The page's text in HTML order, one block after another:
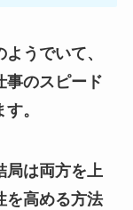
うでいて、
事のスピード
。
局は両方を上
を高める方法